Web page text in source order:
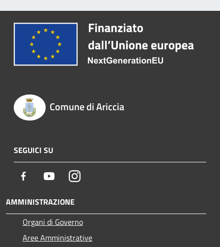
Comune di Ariccia
SEGUICI SU
Facebook YoutubeInstagram
AMMINISTRAZIONE
Organi di Governo
Aree Amministrative